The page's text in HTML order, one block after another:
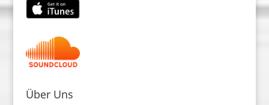
Über Uns